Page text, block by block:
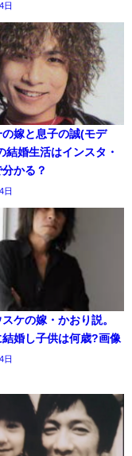
日
の嫁と息子の誠(モデ
結婚生活はインスタ・
かる？
日
ケの嫁・かおり説。
婚し子供は何歳?画像
日